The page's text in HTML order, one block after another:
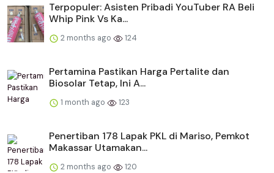
Terpopuler: Asisten Pribadi YouTuber RA Beli
Whip Pink Vs Ka...
2 months ago 124
Pertamina Pastikan Harga Pertalite dan
Biosolar Tetap, Ini A...
1 month ago 123
Penertiban 178 Lapak PKL di Mariso, Pemkot
Makassar Utamakan...
2 months ago 120